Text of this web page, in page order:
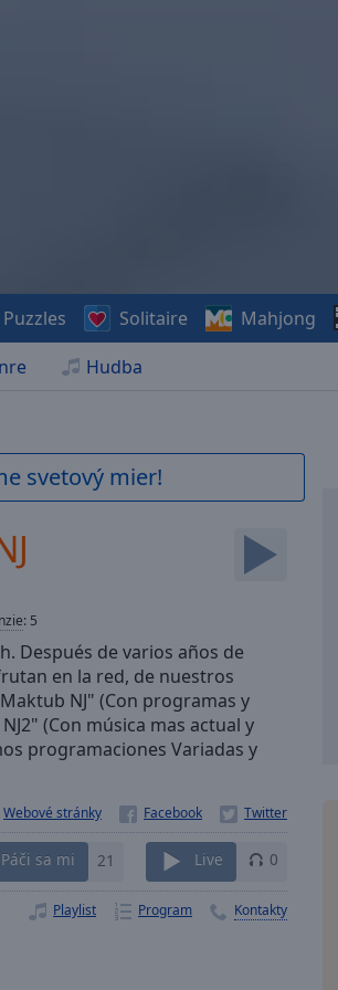
Hudba
Puzzles Solitaire Mahjong
svetový mier!
: 5
Después de varios años de
en la red, de nuestros
NJ" (Con programas y
(Con música mas actual y
programaciones Variadas y
Webové stránky
Páči sa mi 21 Live 0
Playlist Program Kontakty